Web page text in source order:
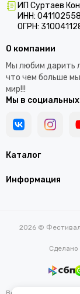
ИП Суртаев
ИНН:
ОГРН:
Каталог
Информация
О компании
Мы любим дарить
что чем больше
мир!!!
Мы в социальных
2026 ©
Сделано